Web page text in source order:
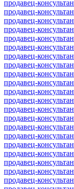
продавец-
продавец-
продавец-
продавец-
продавец-
продавец-
продавец-
продавец-
продавец-
продавец-
продавец-
продавец-
продавец-
продавец-
продавец-
продавец-
продавец-
продавец-
продавец-
продавец-
продавец-